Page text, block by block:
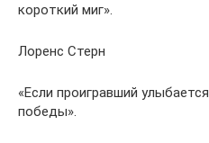
короткий миг».
Лоренс Стерн
«Если проигравший
победы».